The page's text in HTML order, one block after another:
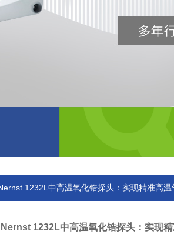
1232L中高温氧化锆探头：实现精准高温
Nernst 1232L中高温氧化锆探头：实现